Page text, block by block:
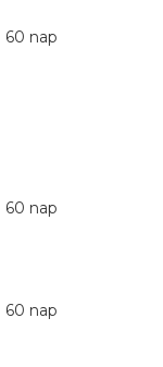
60 nap
60 nap
60 nap